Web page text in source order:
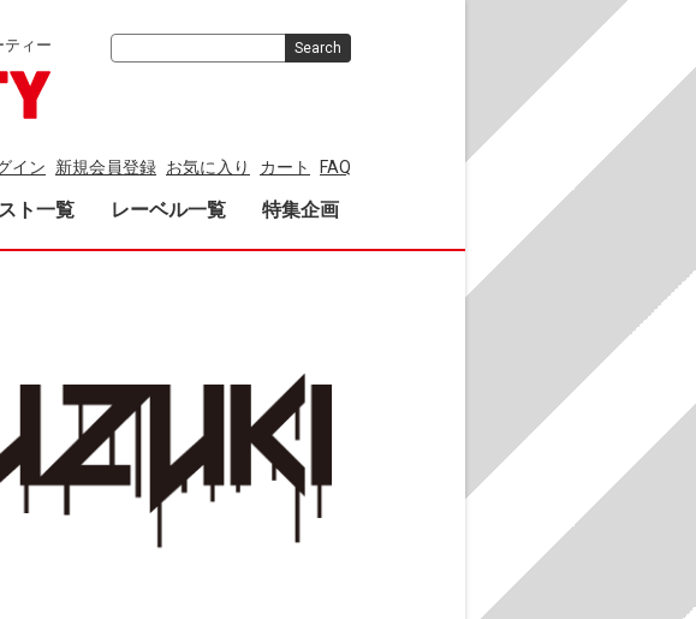
ィー
イン 新規会員登録 お気に入り カート FAQ
ト一覧 レーベル一覧 特集企画
Search